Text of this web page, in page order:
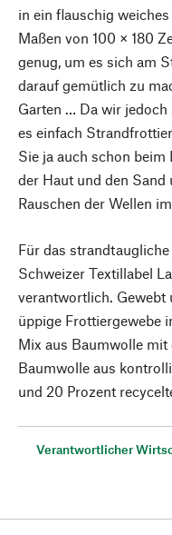
in ein flauschig
Maßen von 100 × 180
genug, um es sich am
darauf gemütlich zu
Garten … Da wir jedoch
es einfach
Sie ja auch schon beim
der Haut und den Sand
Rauschen der Wellen
Für das
Schweizer Textillabel
verantwortlich. Gewebt
üppige Frottiergewebe
Mix aus Baumwolle
Baumwolle aus
und 20 Prozent
Verantwortlicher